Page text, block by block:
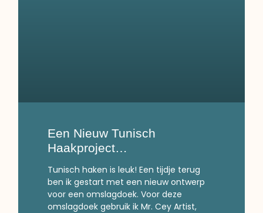
Een Nieuw Tunisch
Haakproject…
Tunisch haken is leuk! Een tijdje terug
ben ik gestart met een nieuw ontwerp
voor een omslagdoek. Voor deze
omslagdoek gebruik ik Mr. Cey Artist,